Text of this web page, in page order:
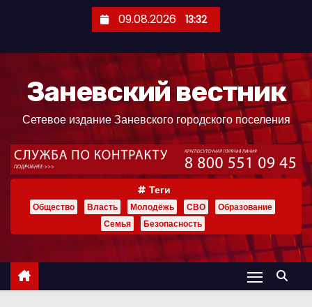
ж
09.08.2026 13:32
Заневский вестник
Сетевое издание Заневского городского поселения
Теги
Общество Власть Молодёжь СВО
Образование
Семья
Безопасность